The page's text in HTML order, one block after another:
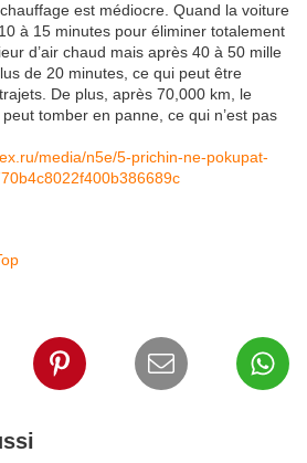
est médiocre. Quand la voiture
à 15 minutes pour éliminer totalement
d’air chaud mais après 40 à 50 mille
de 20 minutes, ce qui peut être
De plus, après 70,000 km, le
tomber en panne, ce qui n’est pas
media/n5e/5-prichin-ne-pokupat-